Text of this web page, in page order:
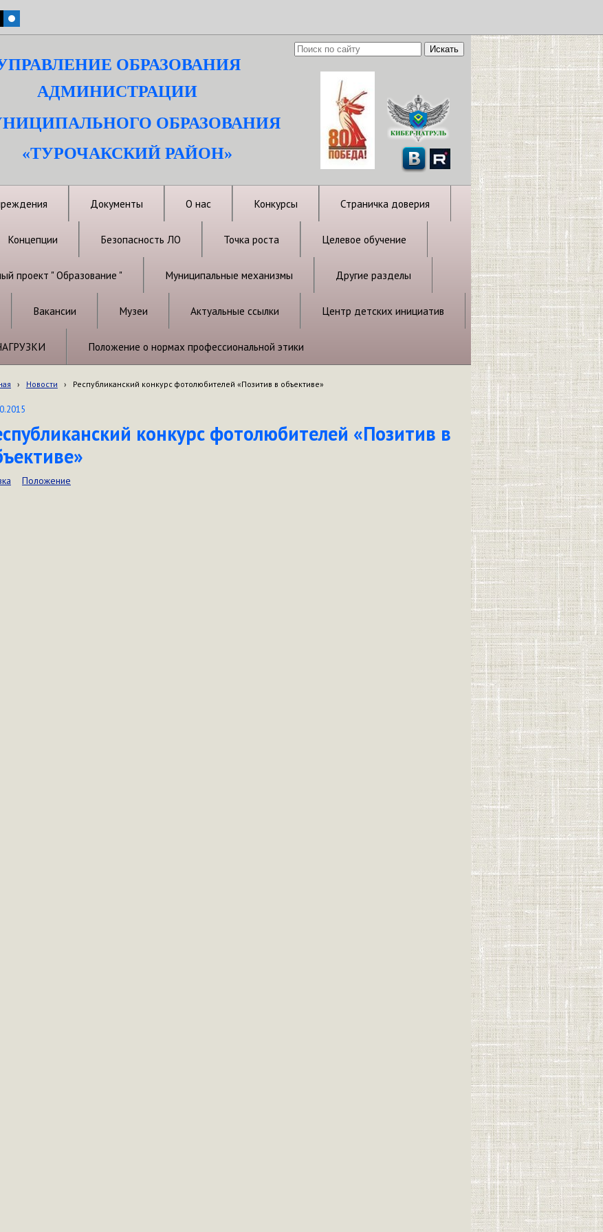
ОБРАЗОВАНИЯ
АДМИНИСТРАЦИИ
ОБРАЗОВАНИЯ
«ТУРОЧАКСКИЙ РАЙОН»
Документы О нас Конкурсы Страничка доверия
Концепции Безопасность ЛО Точка роста Целевое обучение
проект " Образование " Муниципальные механизмы Другие разделы
Вакансии Музеи Актуальные ссылки Центр детских инициатив
Положение о нормах профессиональной этики
› Новости › Республиканский конкурс фотолюбителей «Позитив в объективе»
конкурс фотолюбителей «Позитив в
Положение